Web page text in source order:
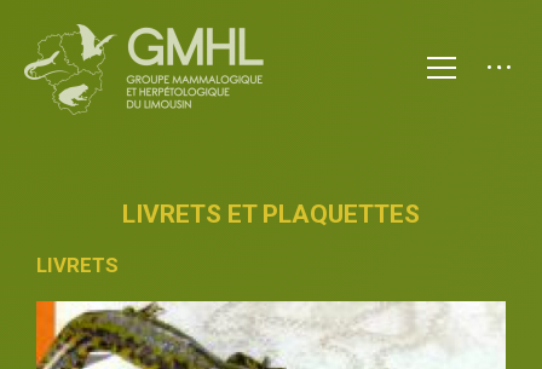
LIVRETS ET PLAQUETTES
LIVRETS